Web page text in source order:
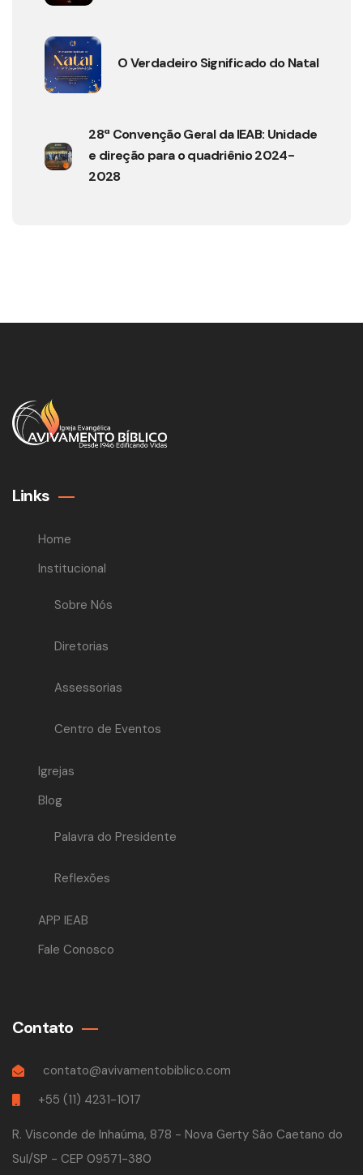
O Verdadeiro Significado do Natal
28ª Convenção Geral da IEAB: Unidade
e direção para o quadriênio 2024-
2028
Links
Home
Institucional
Sobre Nós
Diretorias
Assessorias
Centro de Eventos
Igrejas
Blog
Palavra do Presidente
Reflexões
APP IEAB
Fale Conosco
Contato
contato@avivamentobiblico.com
+55 (11) 4231-1017
R. Visconde de Inhaúma, 878 - Nova Gerty São Caetano do
Sul/SP - CEP 09571-380